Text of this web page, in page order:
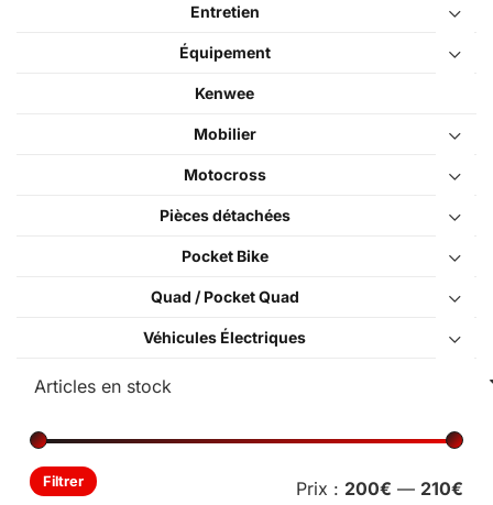
Entretien
Équipement
Kenwee
Mobilier
Motocross
Pièces détachées
Pocket Bike
Quad / Pocket Quad
Véhicules Électriques
Filtrer Prix : 200€ — 210€